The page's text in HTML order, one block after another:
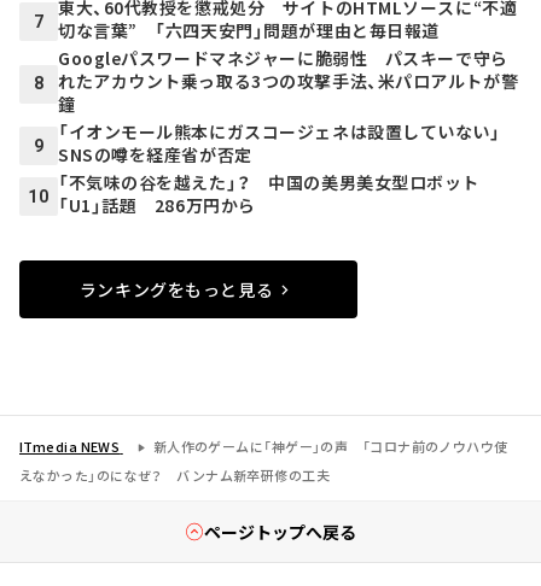
7
東大、60代教授を懲戒処分 サイトのHTMLソースに“不適
切な言葉” 「六四天安門」問題が理由と毎日報道
8
Googleパスワードマネジャーに脆弱性 パスキーで守ら
れたアカウント乗っ取る3つの攻撃手法、米パロアルトが警
鐘
9
「イオンモール熊本にガスコージェネは設置していない」
SNSの噂を経産省が否定
10
「不気味の谷を越えた」？ 中国の美男美女型ロボット
「U1」話題 286万円から
ランキングをもっと見る
ITmedia NEWS
新人作のゲームに「神ゲー」の声 「コロナ前のノウハウ使
えなかった」のになぜ？ バンナム新卒研修の工夫
ページトップへ戻る